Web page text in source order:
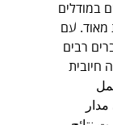
במודלים
מאוד. עם
רבים
חיובית